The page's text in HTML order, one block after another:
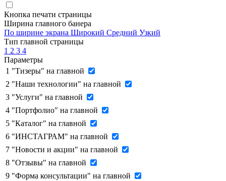
Кнопка печати страницы
Ширина главного банера
По ширине экрана Широкий Средний Узкий
Тип главной страницы
1 2 3 4
Параметры
1 "Тизеры" на главной
2 "Наши технологии" на главной
3 "Услуги" на главной
4 "Портфолио" на главной
5 "Каталог" на главной
6 "ИНСТАГРАМ" на главной
7 "Новости и акции" на главной
8 "Отзывы" на главной
9 "Форма консультации" на главной